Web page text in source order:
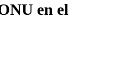
en el